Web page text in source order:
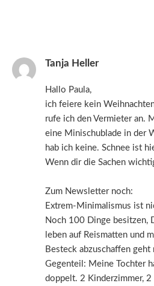
Tanja Heller
Hallo Paula,
ich feiere kein
rufe ich den Vermieter an.
eine Minischublade in der
hab ich keine. Schnee ist
Wenn dir die Sachen
Zum Newsletter noch:
Extrem-Minimalismus ist
Noch 100 Dinge besitzen,
leben auf Reismatten und
Besteck abzuschaffen
Gegenteil: Meine Tochter
doppelt. 2 Kinderzimmer,